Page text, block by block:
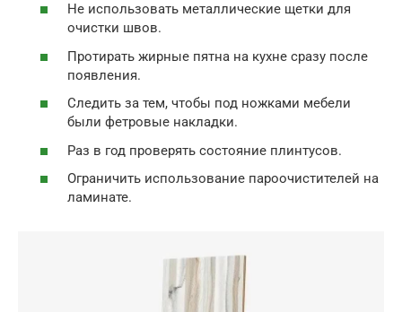
Не использовать металлические щетки для
очистки швов.
Протирать жирные пятна на кухне сразу после
появления.
Следить за тем, чтобы под ножками мебели
были фетровые накладки.
Раз в год проверять состояние плинтусов.
Ограничить использование пароочистителей на
ламинате.